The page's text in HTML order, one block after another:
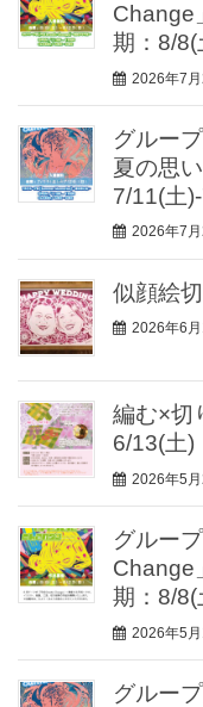
期：8/8(
2026年7
グルー
夏の思
7/11(土
2026年7月
似顔絵
2026年6月
編む×切
6/13(土)
2026年5月
グルー
期：8/8(
2026年5
グルー